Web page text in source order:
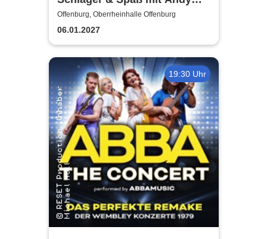
Borg und Gästen
Offenburg, Oberrheinhalle Offenburg
06.01.2027
19:30 Uhr